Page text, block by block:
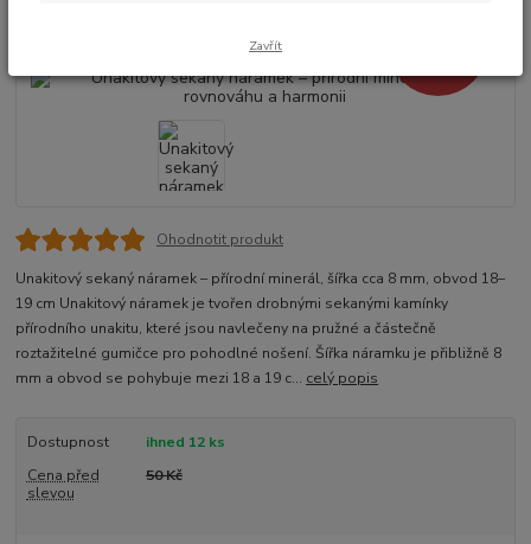
Ohodnotit produkt
Unakitový sekaný náramek – přírodní minerál, šířka cca 8 mm, obvod 18–
19 cm Unakitový náramek je tvořen drobnými sekanými kamínky
přírodního unakitu, které jsou navlečeny na pružné a částečně
roztažitelné gumičce pro pohodlné nošení. Šířka náramku je přibližně 8
mm a obvod se pohybuje mezi 18 a 19 c... celý popis
Dostupnost
ihned 12 ks
Cena před
slevou
50 Kč
Zavřít